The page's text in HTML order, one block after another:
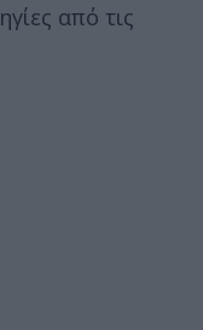
από τις